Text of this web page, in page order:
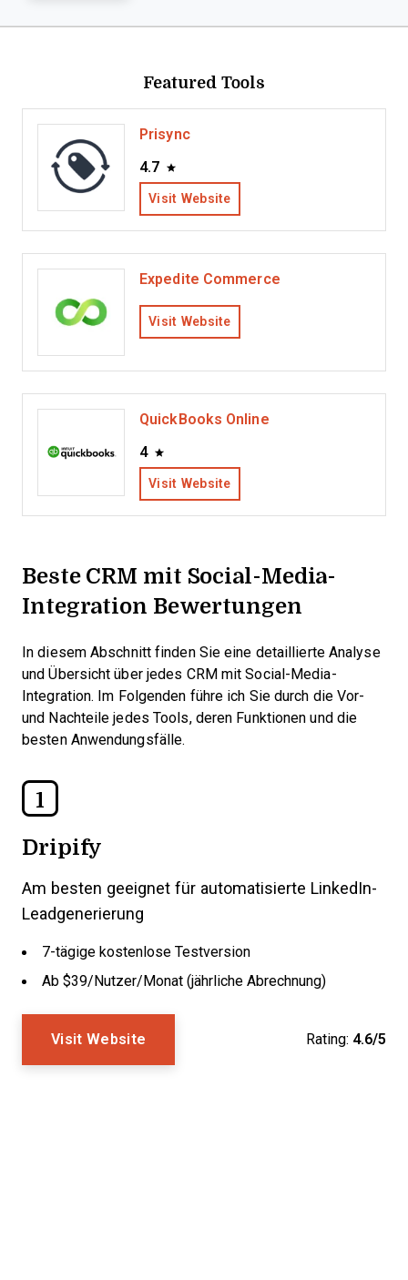
Featured Tools
Prisync
4.7
Visit Website
Expedite Commerce
Visit Website
QuickBooks Online
4
Visit Website
Beste CRM mit Social-Media-
Integration Bewertungen
In diesem Abschnitt finden Sie eine detaillierte Analyse
und Übersicht über jedes CRM mit Social-Media-
Integration. Im Folgenden führe ich Sie durch die Vor-
und Nachteile jedes Tools, deren Funktionen und die
besten Anwendungsfälle.
1
Dripify
Am besten geeignet für automatisierte LinkedIn-
Leadgenerierung
7-tägige kostenlose Testversion
Ab $39/Nutzer/Monat (jährliche Abrechnung)
Visit Website Rating: 4.6/5